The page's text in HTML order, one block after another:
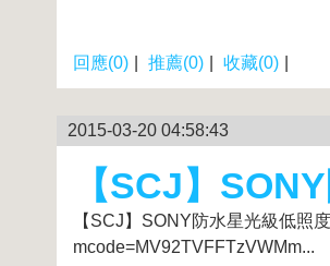
回應(0) 推薦(0) 收藏(0)
2015-03-20 04:58:43
【SCJ】
【SCJ】SONY防水星光級低照
mcode=MV92TVFFTzVWMm...